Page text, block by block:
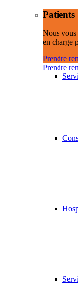
Patients
Nous vous
en charge
Prendre
Prendre